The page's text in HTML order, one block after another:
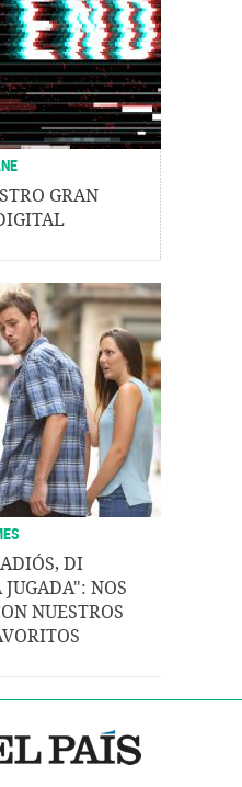
GRAN
DI
NOS
NUESTROS